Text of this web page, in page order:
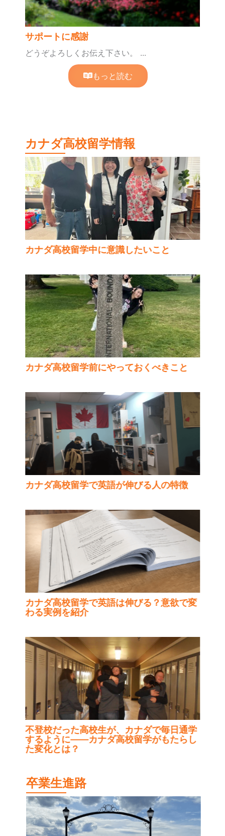
サポートに感謝
どうぞよろしくお伝え下さい。 ...
もっと読む
カナダ高校留学情報
カナダ高校留学中に意識したいこと
カナダ高校留学前にやっておくべきこと
カナダ高校留学で英語が伸びる人の特徴
カナダ高校留学で英語は伸びる？意欲で変
わる実例を紹介
不登校だった高校生が、カナダで毎日通学
するように——カナダ高校留学がもたらし
た変化とは？
卒業生進路